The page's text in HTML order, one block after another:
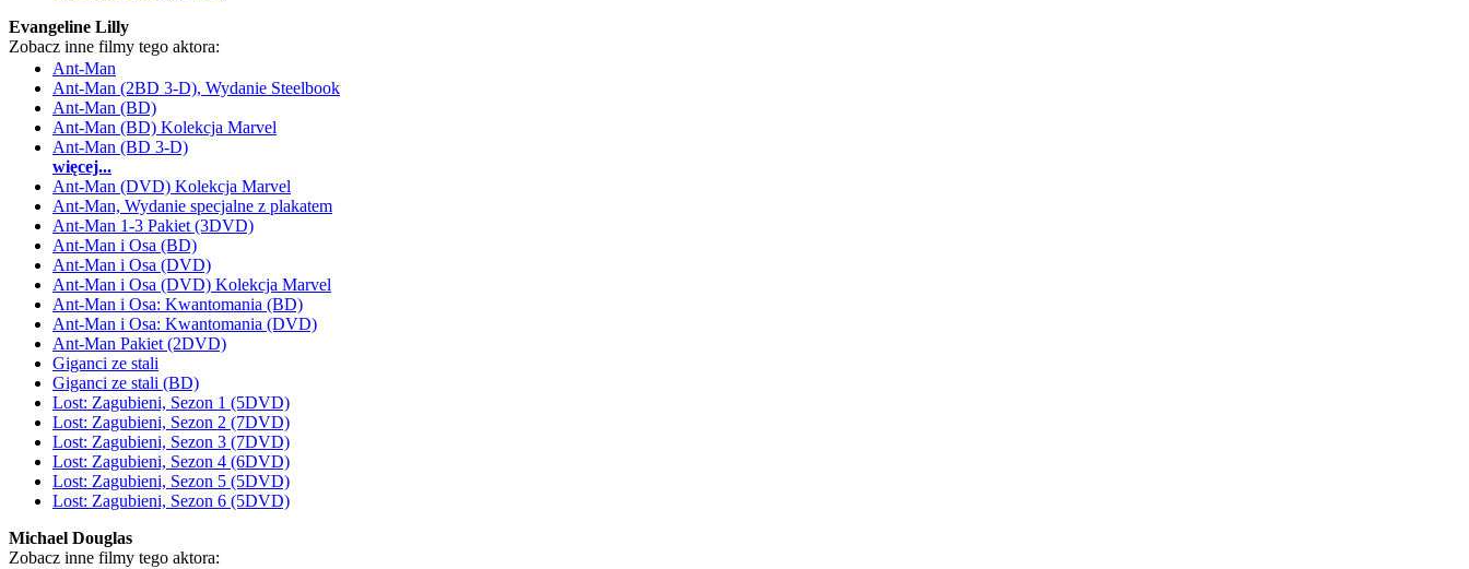
Evangeline Lilly
Zobacz inne filmy tego aktora:
Ant-Man
Ant-Man (2BD 3-D), Wydanie Steelbook
Ant-Man (BD)
Ant-Man (BD) Kolekcja Marvel
Ant-Man (BD 3-D)
więcej...
Ant-Man (DVD) Kolekcja Marvel
Ant-Man, Wydanie specjalne z plakatem
Ant-Man 1-3 Pakiet (3DVD)
Ant-Man i Osa (BD)
Ant-Man i Osa (DVD)
Ant-Man i Osa (DVD) Kolekcja Marvel
Ant-Man i Osa: Kwantomania (BD)
Ant-Man i Osa: Kwantomania (DVD)
Ant-Man Pakiet (2DVD)
Giganci ze stali
Giganci ze stali (BD)
Lost: Zagubieni, Sezon 1 (5DVD)
Lost: Zagubieni, Sezon 2 (7DVD)
Lost: Zagubieni, Sezon 3 (7DVD)
Lost: Zagubieni, Sezon 4 (6DVD)
Lost: Zagubieni, Sezon 5 (5DVD)
Lost: Zagubieni, Sezon 6 (5DVD)
Michael Douglas
Zobacz inne filmy tego aktora: